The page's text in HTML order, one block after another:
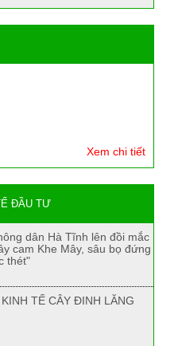
Xem chi tiết
ĐẦU TƯ
dân Hà Tĩnh lên đồi mắc
cam Khe Mây, sâu bọ đứng
thét"
TẾ CÂY ĐINH LĂNG